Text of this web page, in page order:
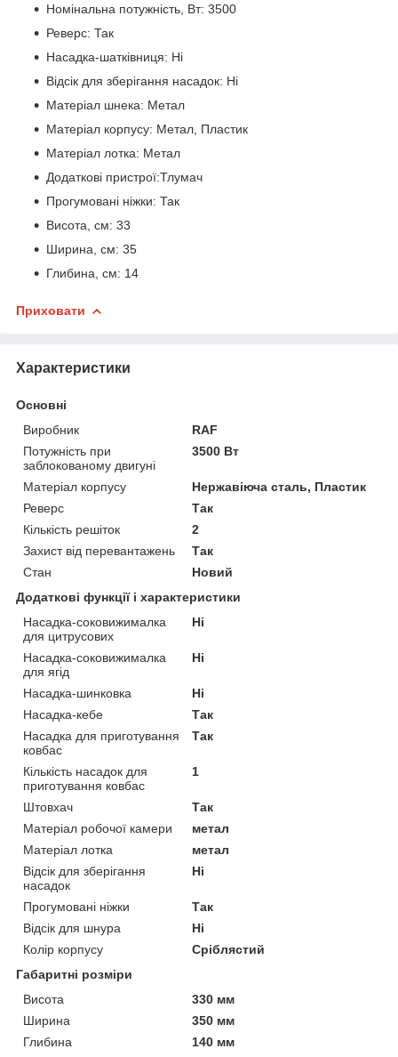
Номінальна потужність, Вт: 3500
Реверс: Так
Насадка-шатківниця: Ні
Відсік для зберігання насадок: Ні
Матеріал шнека: Метал
Матеріал корпусу: Метал, Пластик
Матеріал лотка: Метал
Додаткові пристрої:Тлумач
Прогумовані ніжки: Так
Висота, см: 33
Ширина, см: 35
Глибина, см: 14
Приховати
Характеристики
Основні
Виробник
RAF
Потужність при
заблокованому двигуні
3500 Вт
Матеріал корпусу
Нержавіюча сталь, Пластик
Реверс
Так
Кількість решіток
2
Захист від перевантажень
Так
Стан
Новий
Додаткові функції і характеристики
Насадка-соковижималка
для цитрусових
Ні
Насадка-соковижималка
для ягід
Ні
Насадка-шинковка
Ні
Насадка-кебе
Так
Насадка для приготування
ковбас
Так
Кількість насадок для
приготування ковбас
1
Штовхач
Так
Матеріал робочої камери
метал
Матеріал лотка
метал
Відсік для зберігання
насадок
Ні
Прогумовані ніжки
Так
Відсік для шнура
Ні
Колір корпусу
Сріблястий
Габаритні розміри
Висота
330 мм
Ширина
350 мм
Глибина
140 мм